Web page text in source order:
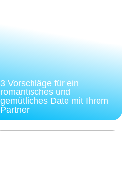
3 Vorschläge für ein
romantisches und
gemütliches Date mit Ihrem
Partner